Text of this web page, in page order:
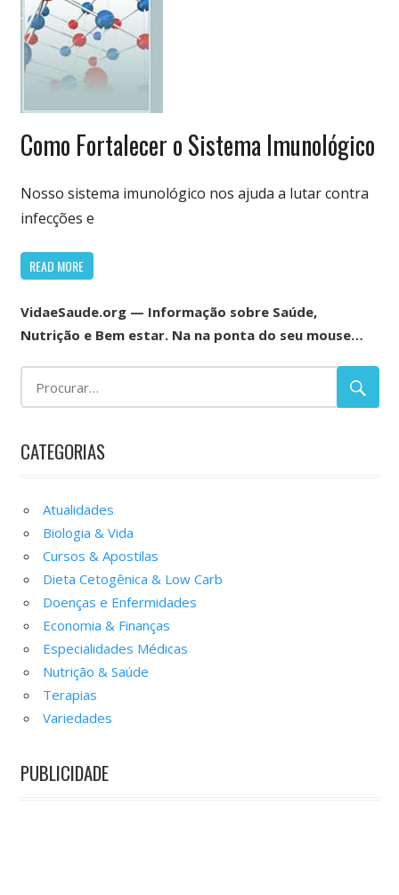
& Vida
Como Fortalecer o Sistema Imunológico
Nosso sistema imunológico nos ajuda a lutar contra
infecções e
READ MORE
VidaeSaude.org — Informação sobre Saúde,
Nutrição e Bem estar. Na na ponta do seu mouse…
CATEGORIAS
Atualidades
Biologia & Vida
Cursos & Apostilas
Dieta Cetogênica & Low Carb
Doenças e Enfermidades
Economia & Finanças
Especialidades Médicas
Nutrição & Saúde
Terapias
Variedades
PUBLICIDADE